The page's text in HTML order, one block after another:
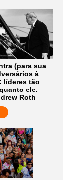
(para sua
à
líderes tão
ele.
Roth